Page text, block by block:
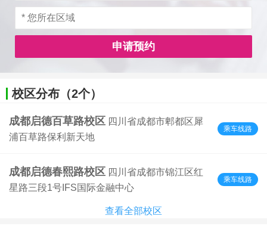
申请预约
校区分布（2个）
成都启德百草路校区 四川省成都市郫都区犀
浦百草路保利新天地
乘车线路
成都启德春熙路校区 四川省成都市锦江区红
星路三段1号IFS国际金融中心
乘车线路
查看全部校区